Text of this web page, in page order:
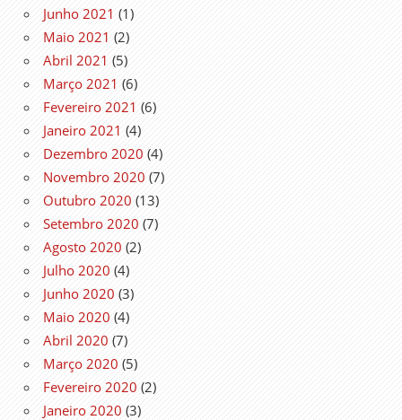
Junho 2021 (1)
Maio 2021 (2)
Abril 2021 (5)
Março 2021 (6)
Fevereiro 2021 (6)
Janeiro 2021 (4)
Dezembro 2020 (4)
Novembro 2020 (7)
Outubro 2020 (13)
Setembro 2020 (7)
Agosto 2020 (2)
Julho 2020 (4)
Junho 2020 (3)
Maio 2020 (4)
Abril 2020 (7)
Março 2020 (5)
Fevereiro 2020 (2)
Janeiro 2020 (3)